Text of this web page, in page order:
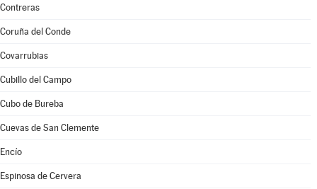
Contreras
Coruña del Conde
Covarrubias
Cubillo del Campo
Cubo de Bureba
Cuevas de San Clemente
Encío
Espinosa de Cervera